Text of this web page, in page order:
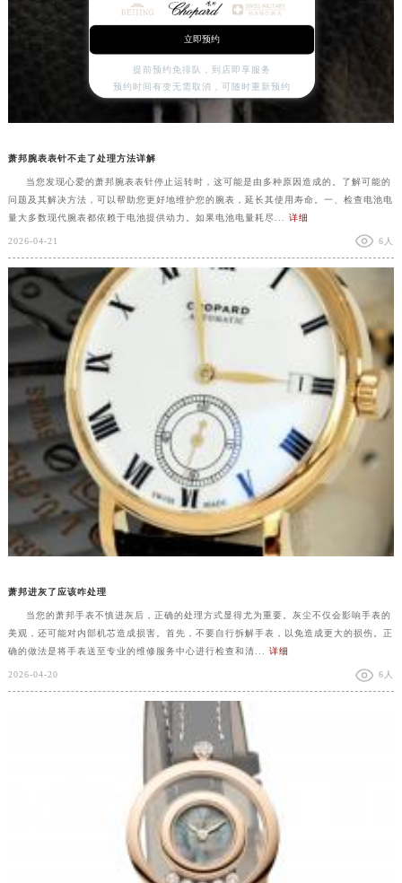
萧邦腕表表针不走了处理方法详解
当您发现心爱的萧邦腕表表针停止运转时，这可能是由多种原因造成的。了解可能的
问题及其解决方法，可以帮助您更好地维护您的腕表，延长其使用寿命。一、检查电池电
量大多数现代腕表都依赖于电池提供动力。如果电池电量耗尽... 详细
2026-04-21 6人
萧邦进灰了应该咋处理
当您的萧邦手表不慎进灰后，正确的处理方式显得尤为重要。灰尘不仅会影响手表的
美观，还可能对内部机芯造成损害。首先，不要自行拆解手表，以免造成更大的损伤。正
确的做法是将手表送至专业的维修服务中心进行检查和清... 详细
2026-04-20 6人
立即预约
提前预约免排队，到店即享服务
预约时间有变无需取消，可随时重新预约